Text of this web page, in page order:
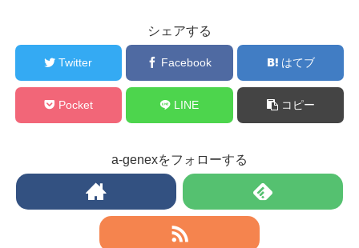
シェアする
Twitter Facebook はてブ
Pocket LINE コピー
a-genexをフォローする